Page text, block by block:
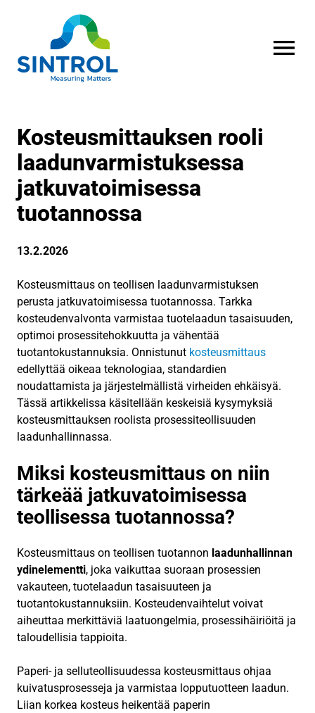
Kosteusmittauksen rooli
laadunvarmistuksessa
jatkuvatoimisessa
tuotannossa
13.2.2026
Kosteusmittaus on teollisen laadunvarmistuksen
perusta jatkuvatoimisessa tuotannossa. Tarkka
kosteudenvalvonta varmistaa tuotelaadun tasaisuuden,
optimoi prosessitehokkuutta ja vähentää
tuotantokustannuksia. Onnistunut kosteusmittaus
edellyttää oikeaa teknologiaa, standardien
noudattamista ja järjestelmällistä virheiden ehkäisyä.
Tässä artikkelissa käsitellään keskeisiä kysymyksiä
kosteusmittauksen roolista prosessiteollisuuden
laadunhallinnassa.
Miksi kosteusmittaus on niin
tärkeää jatkuvatoimisessa
teollisessa tuotannossa?
Kosteusmittaus on teollisen tuotannon laadunhallinnan
ydinelementti, joka vaikuttaa suoraan prosessien
vakauteen, tuotelaadun tasaisuuteen ja
tuotantokustannuksiin. Kosteudenvaihtelut voivat
aiheuttaa merkittäviä laatuongelmia, prosessihäiriöitä ja
taloudellisia tappioita.
Paperi- ja selluteollisuudessa kosteusmittaus ohjaa
kuivatusprosesseja ja varmistaa lopputuotteen laadun.
Liian korkea kosteus heikentää paperin